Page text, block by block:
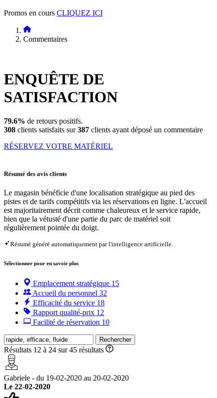
Promos en cours CLIQUEZ ICI
Commentaires
ENQUÊTE DE
SATISFACTION
79.6% de retours positifs.
308 clients satisfaits sur387 clients ayant déposé un commentaire
RÉSERVEZ VOTRE MATÉRIEL
Résumé des avis clients
Le magasin bénéficie d'une localisation stratégique au pied des
pistes et de tarifs compétitifs via les réservations en ligne. L'accueil
est majoritairement décrit comme chaleureux et le service rapide,
bien que la vétusté d'une partie du parc de matériel soit
régulièrement pointée du doigt.
Résumé généré automatiquement par l'intelligence artificielle.
Sélectionner pour en savoir plus
Emplacement stratégique 15
Accueil du personnel 32
Efficacité du service 18
Rapport qualité-prix 12
Facilité de réservation 10
Rechercher
Résultats 12 à 24 sur 45 résultats
Gabriele - du 19-02-2020 au 20-02-2020
Le 22-02-2020